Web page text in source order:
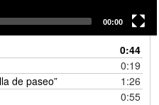
00:00
0:44
0:19
de paseo”
1:26
0:55